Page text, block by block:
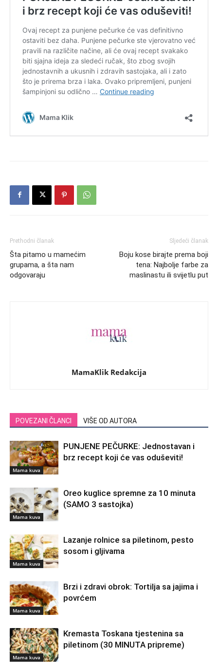
Prethodni članak
Šta pitamo u mamećim
grupama, a šta nam
odgovaraju
Sljedeći članak
Boju kose birajte prema boji
tena: Najbolje farbe za
maslinastu ili svijetlu put
MamaKlik Redakcija
POVEZANI ČLANCI VIŠE OD AUTORA
Mama kuva
PUNJENE PEČURKE: Jednostavan i
brz recept koji će vas oduševiti!
Mama kuva
Oreo kuglice spremne za 10 minuta
(SAMO 3 sastojka)
Mama kuva
Lazanje rolnice sa piletinom, pesto
sosom i gljivama
Mama kuva
Brzi i zdravi obrok: Tortilja sa jajima i
povrćem
Mama kuva
Kremasta Toskana tjestenina sa
piletinom (30 MINUTA pripreme)